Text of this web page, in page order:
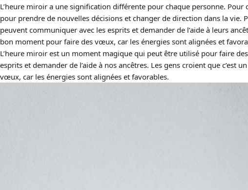
L’heure miroir a une signification différente pour chaque personne. Pour
pour prendre de nouvelles décisions et changer de direction dans la vie.
peuvent communiquer avec les esprits et demander de l’aide à leurs
bon moment pour faire des vœux, car les énergies sont alignées et
L’heure miroir est un moment magique qui peut être utilisé pour faire
esprits et demander de l’aide à nos ancêtres. Les gens croient que c’est
vœux, car les énergies sont alignées et favorables.